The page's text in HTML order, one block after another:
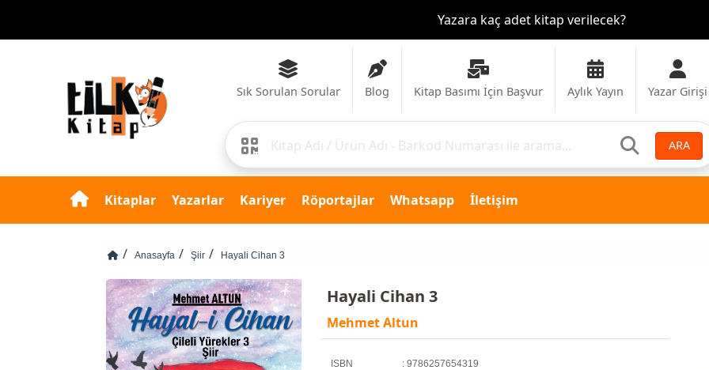
Yazara kaç adet kitap verilecek?
Sık Sorulan Sorular Blog Kitap Basımı İçin Başvur Aylık Yayın Yazar Girişi
ARA
Kitaplar Yazarlar Kariyer Röportajlar Whatsapp İletişim
Anasayfa Şiir Hayali Cihan 3
Hayali Cihan 3
Mehmet Altun
ISBN : 9786257654319